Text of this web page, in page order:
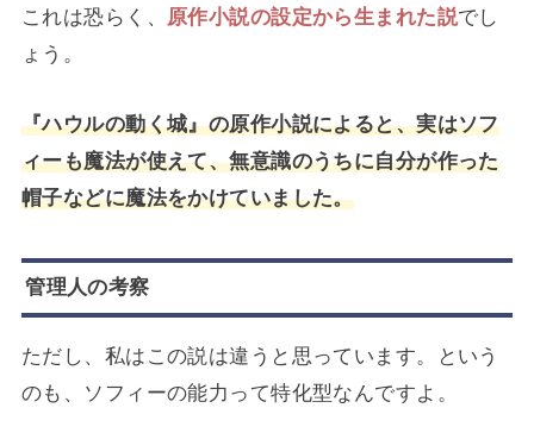
これは恐らく、 原作小説の設定から生まれた説でし
ょう。
『ハウルの動く城』の原作小説によると、実はソフ
ィーも魔法が使えて、無意識のうちに自分が作った
帽子などに魔法をかけていました。
管理人の考察
ただし、私はこの説は違うと思っています。という
のも、ソフィーの能力って特化型なんですよ。